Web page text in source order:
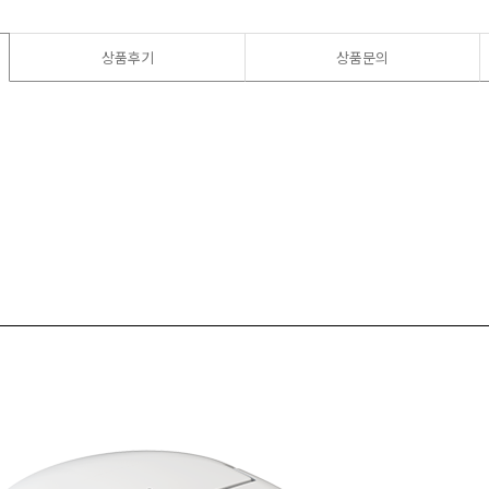
상품후기 상품문의